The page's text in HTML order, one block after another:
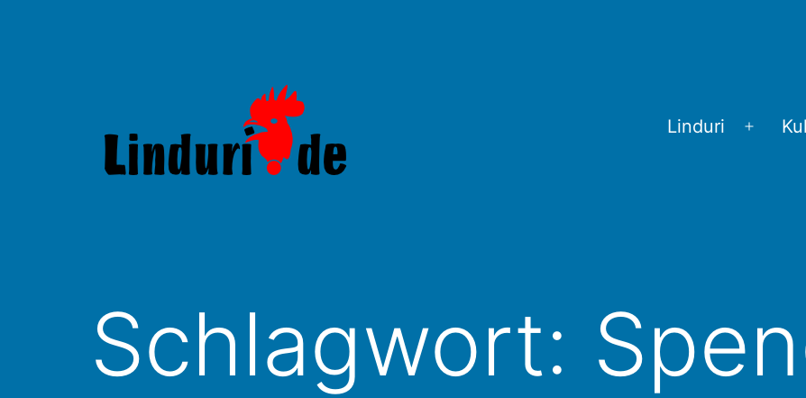
Linduri
Menü
Schlagwort: